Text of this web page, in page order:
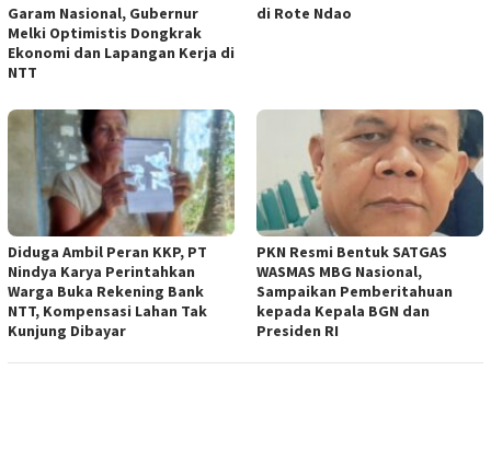
Garam Nasional, Gubernur
Melki Optimistis Dongkrak
Ekonomi dan Lapangan Kerja di
NTT
di Rote Ndao
Diduga Ambil Peran KKP, PT
Nindya Karya Perintahkan
Warga Buka Rekening Bank
NTT, Kompensasi Lahan Tak
Kunjung Dibayar
PKN Resmi Bentuk SATGAS
WASMAS MBG Nasional,
Sampaikan Pemberitahuan
kepada Kepala BGN dan
Presiden RI